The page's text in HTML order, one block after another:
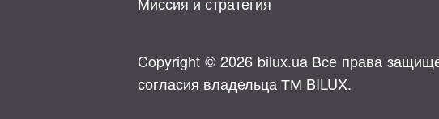
Copyright © 2026 bilux.ua Все права
согласия владельца ТМ BILUX.